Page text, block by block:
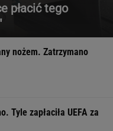
płacić tego
nożem. Zatrzymano
Tyle zapłaciła UEFA za